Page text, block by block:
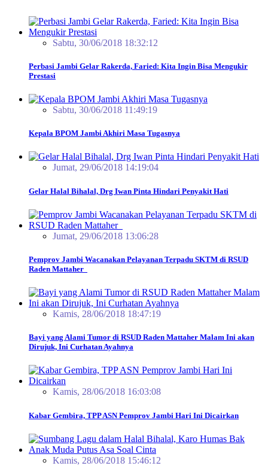
Sabtu, 30/06/2018 18:32:12
Perbasi Jambi Gelar Rakerda, Faried: Kita Ingin Bisa Mengukir
Prestasi
Sabtu, 30/06/2018 11:49:19
Kepala BPOM Jambi Akhiri Masa Tugasnya
Jumat, 29/06/2018 14:19:04
Gelar Halal Bihalal, Drg Iwan Pinta Hindari Penyakit Hati
Jumat, 29/06/2018 13:06:28
Pemprov Jambi Wacanakan Pelayanan Terpadu SKTM di RSUD
Raden Mattaher
Kamis, 28/06/2018 18:47:19
Bayi yang Alami Tumor di RSUD Raden Mattaher Malam Ini akan
Dirujuk, Ini Curhatan Ayahnya
Kamis, 28/06/2018 16:03:08
Kabar Gembira, TPP ASN Pemprov Jambi Hari Ini Dicairkan
Kamis, 28/06/2018 15:46:12